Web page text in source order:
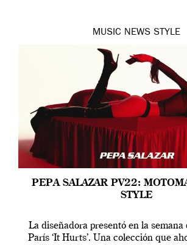
MUSIC NEWS STYLE
PEPA SALAZAR PV22:
STYLE
La diseñadora presentó en la semana
París ‘It Hurts’. Una colección que